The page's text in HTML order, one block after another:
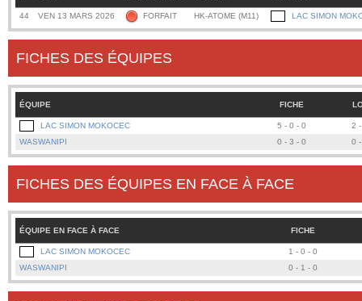
44 VEN 13 MARS 2026 FORFAIT HK-ATOME (M11) LAC SIMON
FICHES DES ÉQUIPES
ÉQUIPE FICHE
LAC SIMON MOKOCEC 5 - 0 - 0
2
WASWANIPI
0 - 3 - 0 0
FICHES DES ÉQUIPES EN FACE À FACE
ÉQUIPE EN FACE À FACE FICHE
LAC SIMON MOKOCEC
1 - 0 - 0
WASWANIPI
0 - 1 - 0